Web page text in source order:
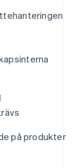
på produkter